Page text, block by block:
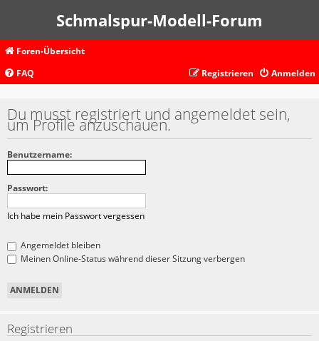
Schmalspur-Modell-Forum
Foren-Übersicht
FAQ
Anmelden
Registrieren
Du musst registriert und angemeldet sein,
um Profile anzuschauen.
Benutzername:
Passwort:
Ich habe mein Passwort vergessen
Angemeldet bleiben
Meinen Online-Status während dieser Sitzung verbergen
Registrieren